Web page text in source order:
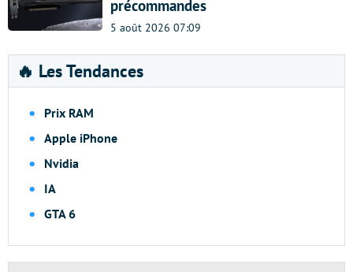
précommandes
5 août 2026 07:09
🔥 Les Tendances
Prix RAM
Apple iPhone
Nvidia
IA
GTA 6